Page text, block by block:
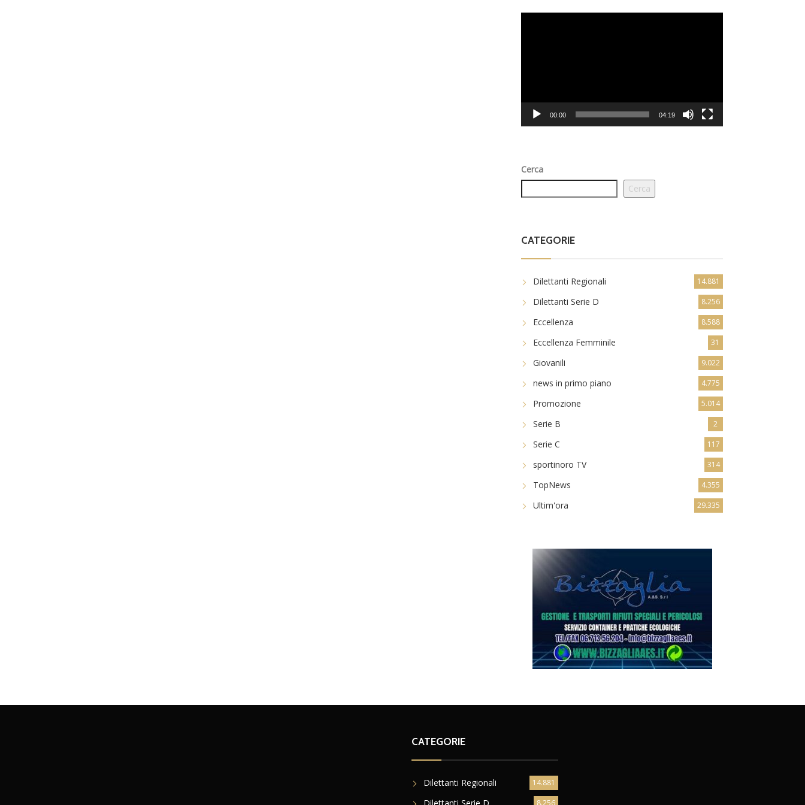
00:00 04:19
Cerca
Cerca
CATEGORIE
Dilettanti Regionali 14.881
Dilettanti Serie D 8.256
Eccellenza 8.588
Eccellenza Femminile 31
Giovanili 9.022
news in primo piano 4.775
Promozione 5.014
Serie B 2
Serie C 117
sportinoro TV 314
TopNews 4.355
Ultim'ora 29.335
CATEGORIE
Dilettanti Regionali 14.881
8.256